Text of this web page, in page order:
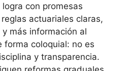
con promesas
actuariales claras,
más información al
forma coloquial: no es
y transparencia.